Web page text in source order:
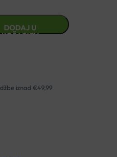
DODAJ U
KOŠARICU
iznad €49,99